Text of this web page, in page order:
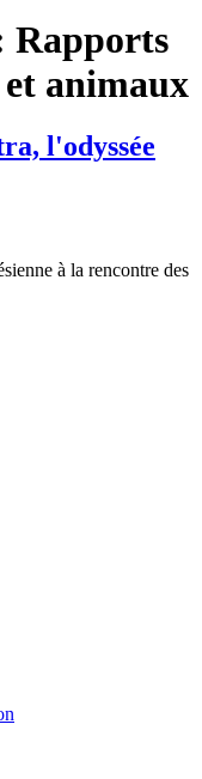
animaux
l'odyssée
à la rencontre des